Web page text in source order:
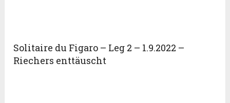
Solitaire du Figaro – Leg 2 – 1.9.2022 –
Riechers enttäuscht